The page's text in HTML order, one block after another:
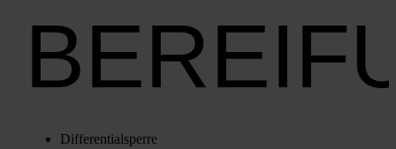
Dif­fe­ren­ti­al­sper­re